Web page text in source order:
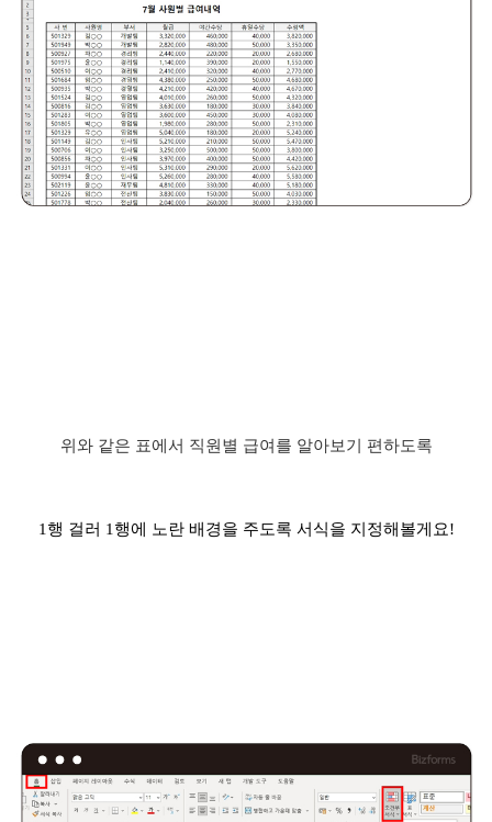
위와 같은 표에서 직원별 급여를 알아보기 편하도록
1행 걸러 1행에 노란 배경을 주도록 서식을 지정해볼게요!